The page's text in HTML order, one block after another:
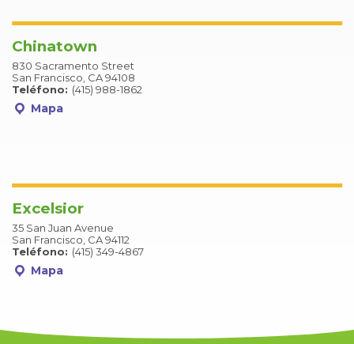
Chinatown
830 Sacramento Street
San Francisco, CA 94108
Teléfono: (415) 988-1862
Mapa
Excelsior
35 San Juan Avenue
San Francisco, CA 94112
Teléfono: (415) 349-4867
Mapa